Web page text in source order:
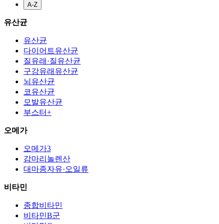
A-Z
유산균
유산균
다이어트유산균
질유래·질유산균
구강유래유산균
뇌유산균
코유산균
모발유산균
부스터+
오메가
오메가3
감마리놀렌산
대마종자유·오일류
비타민
종합비타민
비타민B군